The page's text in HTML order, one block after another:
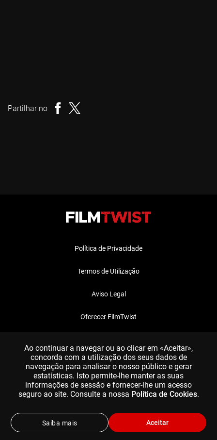
Partilhar no
Política de Privacidade
Termos de Utilização
Aviso Legal
Oferecer FilmTwist
Ao continuar a navegar ou ao clicar em «Aceitar»,
concorda com a utilização dos seus dados de
navegação para analisar o nosso público e gerar
estatísticas. Isto permite-lhe manter as suas
informações de sessão e fornecer-lhe um acesso
seguro ao site. Consulte a nossa Política de Cookies.
Aceitar
Saiba mais